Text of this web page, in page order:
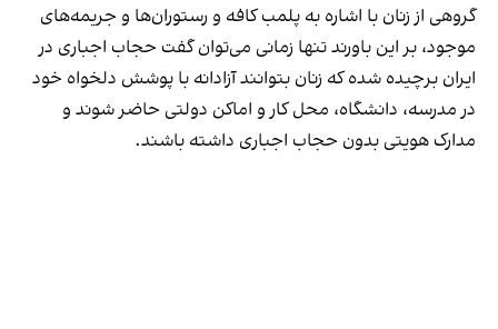
گروهی از زنان با اشاره به پلمب کافه و رستوران‌ها و جریمه‌های
موجود، بر این باورند تنها زمانی می‌توان گفت حجاب اجباری در
ایران برچیده شده که زنان بتوانند آزادانه با پوشش دلخواه خود
در مدرسه، دانشگاه، محل کار و اماکن دولتی حاضر شوند و
مدارک هویتی بدون حجاب اجباری داشته باشند.